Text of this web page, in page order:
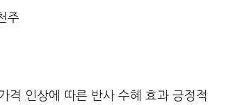
주
격 인상에 따른 반사 수혜 효과 긍정적